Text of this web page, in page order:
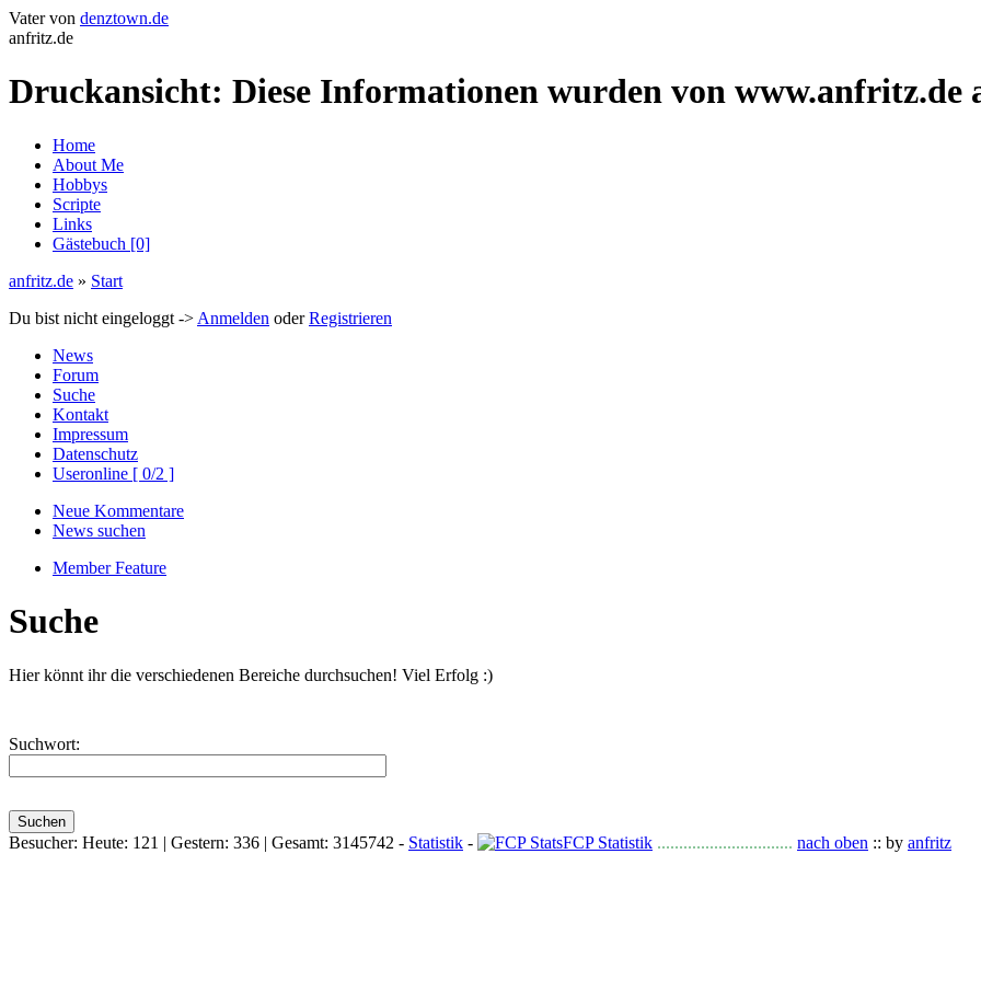
Vater von denztown.de
anfritz.de
Druckansicht: Diese Informationen wurden von www.anfritz.de
Home
About Me
Hobbys
Scripte
Links
Gästebuch [0]
anfritz.de » Start
Du bist nicht eingeloggt -> Anmelden oderRegistrieren
News
Forum
Suche
Kontakt
Impressum
Datenschutz
Useronline [ 0/2 ]
Neue Kommentare
News suchen
Member Feature
Suche
Hier könnt ihr die verschiedenen Bereiche durchsuchen! Viel Erfolg :)
Suchwort:
Besucher: Heute: 121 | Gestern: 336 | Gesamt: 3145742 - Statistik - FCP Statistik ............................... nach oben :: by anfritz